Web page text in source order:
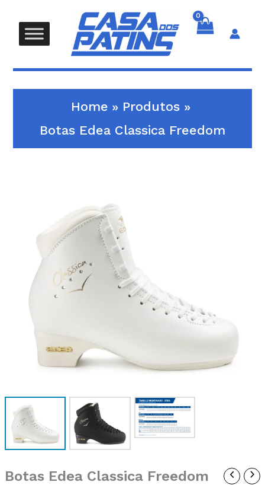
content
Home
Produtos
Botas Edea Classica Freedom
Botas Edea Classica Freedom
Freedom